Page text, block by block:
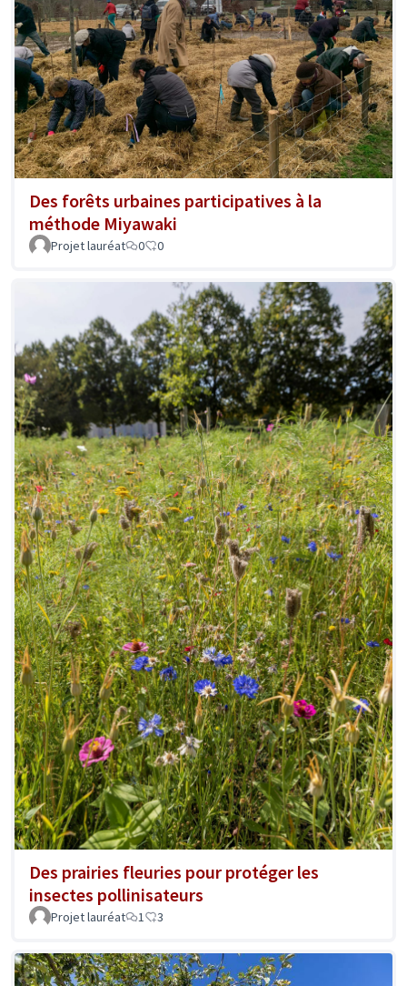
Des forêts urbaines participatives à la
méthode Miyawaki
Projet lauréat 0 0
Des prairies fleuries pour protéger les
insectes pollinisateurs
Projet lauréat 1 3